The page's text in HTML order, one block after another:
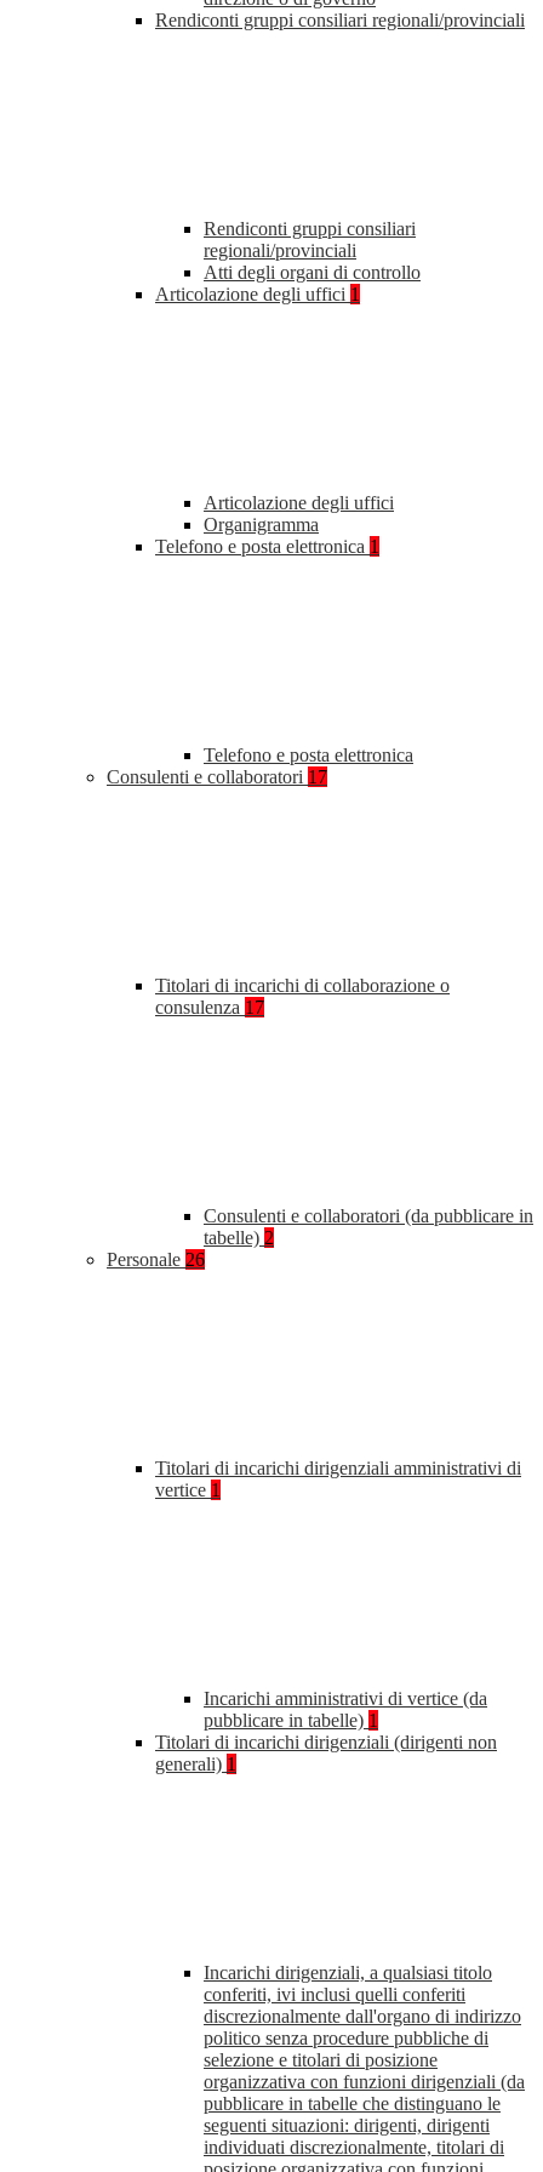
Rendiconti gruppi consiliari regionali/provinciali
Rendiconti gruppi consiliari
regionali/provinciali
Atti degli organi di controllo
Articolazione degli uffici 1
Articolazione degli uffici
Organigramma
Telefono e posta elettronica 1
Telefono e posta elettronica
Consulenti e collaboratori 17
Titolari di incarichi di collaborazione o
consulenza 17
Consulenti e collaboratori (da pubblicare in
tabelle) 2
Personale 26
Titolari di incarichi dirigenziali amministrativi di
vertice 1
Incarichi amministrativi di vertice (da
pubblicare in tabelle) 1
Titolari di incarichi dirigenziali (dirigenti non
generali) 1
Incarichi dirigenziali, a qualsiasi titolo
conferiti, ivi inclusi quelli conferiti
discrezionalmente dall'organo di indirizzo
politico senza procedure pubbliche di
selezione e titolari di posizione
organizzativa con funzioni dirigenziali (da
pubblicare in tabelle che distinguano le
seguenti situazioni: dirigenti, dirigenti
individuati discrezionalmente, titolari di